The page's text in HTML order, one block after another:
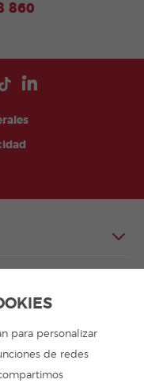
860
para personalizar
de redes